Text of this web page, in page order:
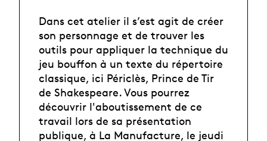
Dans cet atelier il s’est agit de créer
son personnage et de trouver les
outils pour appliquer la technique du
jeu bouffon à un texte du répertoire
classique, ici Périclès, Prince de Tir
de Shakespeare. Vous pourrez
découvrir l'aboutissement de ce
travail lors de sa présentation
publique, à La Manufacture, le jeudi